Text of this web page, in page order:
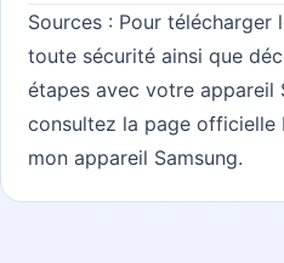
Sources : Pour télécharger
toute sécurité ainsi que
étapes avec votre appareil
consultez la page officielle
mon appareil Samsung.